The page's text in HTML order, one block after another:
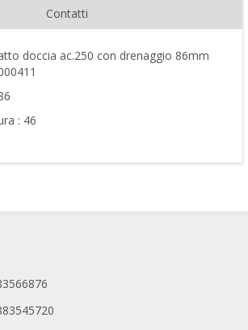
Contatti
doccia ac.250 con drenaggio 86mm
: 46